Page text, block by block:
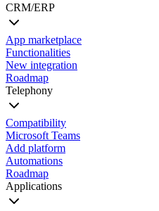
CRM/ERP
App marketplace
Functionalities
New integration
Roadmap
Telephony
Compatibility
Microsoft Teams
Add platform
Automations
Roadmap
Applications